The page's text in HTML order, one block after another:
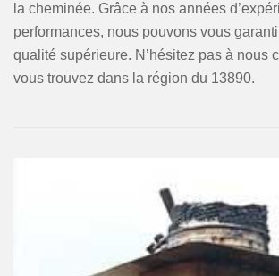
la cheminée. Grâce à nos années
performances, nous pouvons vous
qualité supérieure. N’hésitez pas à nous
vous trouvez dans la région du 13890.